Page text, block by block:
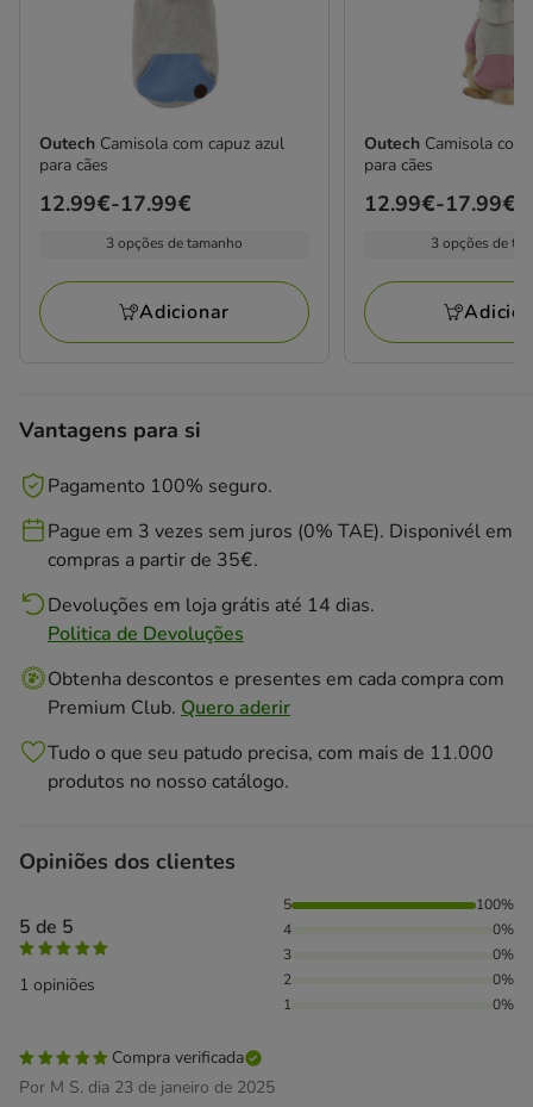
Outech Camisola com capuz azul
para cães
Preço
a
17.99€
12.99€-17.99€
3 opções de tamanho
Adicionar
Outech Camisola
para cães
Preço
a
17.99€
12.99€-17.99€
3 opções de
Vantagens para si
Pagamento 100% seguro.
Pague em 3 vezes sem juros (0% TAE). Disponivél em
compras a partir de 35€.
Devoluções em loja grátis até 14 dias.
Politica de Devoluções
Obtenha descontos e presentes em cada compra com
Premium Club. Quero aderir
Tudo o que seu patudo precisa, com mais de 11.000
produtos no nosso catálogo.
Opiniões dos clientes
5 de 5
1 opiniões
100% das pessoas avaliaram com 5 estrelas,
5
100%
4
0%
3
0%
2
0%
1
0%
Compra verificada
Por M S. dia 23 de janeiro de 2025